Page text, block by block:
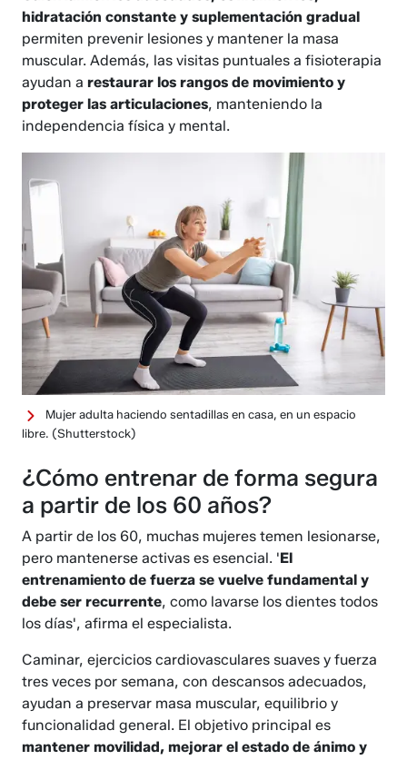
hidratación constante y suplementación gradual
permiten prevenir lesiones y mantener la masa
muscular. Además, las visitas puntuales a fisioterapia
ayudan arestaurar los rangos de movimiento y
proteger las articulaciones, manteniendo la
independencia física y mental.
Mujer adulta haciendo sentadillas en casa, en un espacio
libre. (Shutterstock)
¿Cómo entrenar de forma segura
a partir de los 60 años?
A partir de los 60, muchas mujeres temen lesionarse,
pero mantenerse activas es esencial. 'El
entrenamiento de fuerza se vuelve fundamental y
debe ser recurrente, como lavarse los dientes todos
los días', afirma el especialista.
Caminar, ejercicios cardiovasculares suaves y fuerza
tres veces por semana, con descansos adecuados,
ayudan a preservar masa muscular, equilibrio y
funcionalidad general. El objetivo principal es
mantener movilidad, mejorar el estado de ánimo y